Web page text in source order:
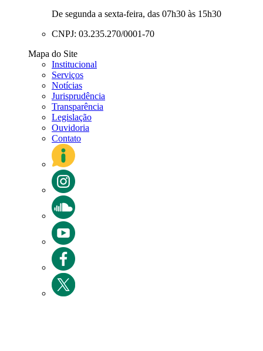
De segunda a sexta-feira, das 07h30 às 15h30
CNPJ: 03.235.270/0001-70
Mapa do Site
Institucional
Serviços
Notícias
Jurisprudência
Transparência
Legislação
Ouvidoria
Contato